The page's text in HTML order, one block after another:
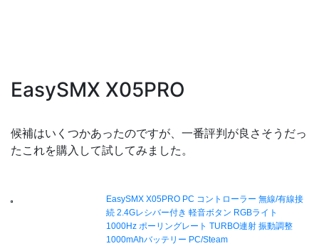
EasySMX X05PRO
候補はいくつかあったのですが、一番評判が良さそうだっ
たこれを購入して試してみました。